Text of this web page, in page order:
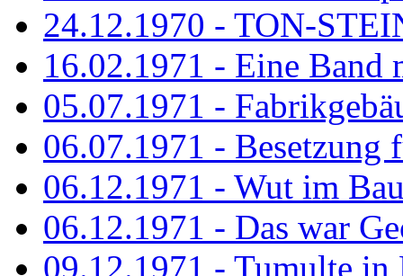
24.12.1970 - TON-
16.02.1971 - Eine Band
05.07.1971 -
06.07.1971 - Besetzung
06.12.1971 - Wut im
06.12.1971 - Das war
09.12.1971 - Tumulte in